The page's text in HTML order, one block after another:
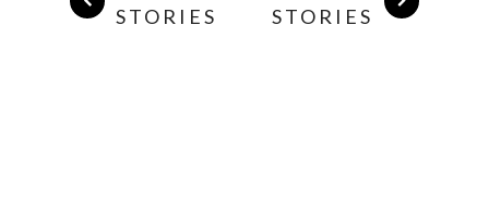
STORIES STORIES